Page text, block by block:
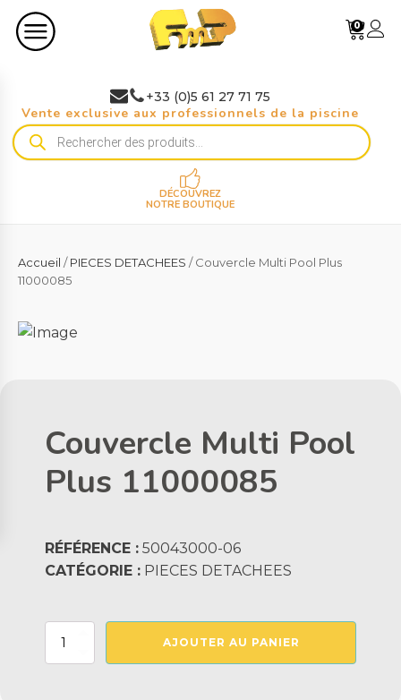
0
+33 (0)5 61 27 71 75
Vente exclusive aux professionnels de la piscine
Recherche
de
DÉCOUVREZ
NOTRE BOUTIQUE
Accueil /PIECES DETACHEES / Couvercle Multi Pool Plus
11000085
Couvercle Multi Pool
Plus 11000085
RÉFÉRENCE : 50043000-06
CATÉGORIE : PIECES DETACHEES
quantité
AJOUTER AU PANIER